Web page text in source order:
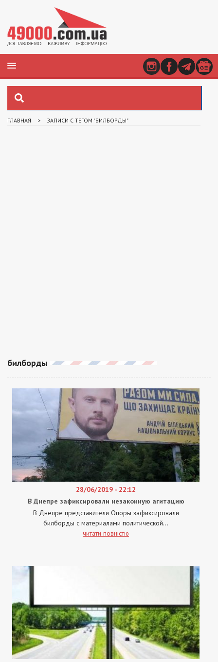
ГЛАВНАЯ > ЗАПИСИ С ТЕГОМ "БИЛБОРДЫ"
билборды
28/06/2019 - 22:12
В Днепре зафиксировали незаконную агитацию
В Днепре представители Опоры зафиксировали
билборды с материалами политической...
читати повністю